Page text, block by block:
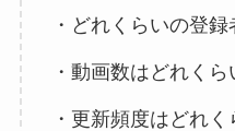
・どれくらいの登録
・動画数はどれくら
・更新頻度はどれく